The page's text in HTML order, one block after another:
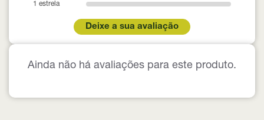
1 estrela
Deixe a sua avaliação
Ainda não há avaliações para este produto.